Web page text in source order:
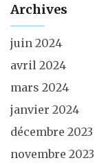
Archives
juin 2024
avril 2024
mars 2024
janvier 2024
décembre 2023
novembre 2023